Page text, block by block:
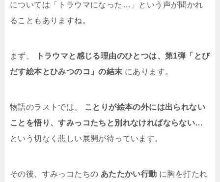
については「トラウマになった…」という声が聞かれ
ることもありますね。
まず、
トラウマと感じる理由のひとつは、第1弾「とび
だす絵本とひみつのコ」の結末 にあります。
物語のラストでは、
ことりが絵本の外には出られない
ことを悟り、すみっコたちと別れなければならない…
という切なく悲しい展開が待っています。
その後、すみっコたちの あたたかい行動 に胸を打たれ